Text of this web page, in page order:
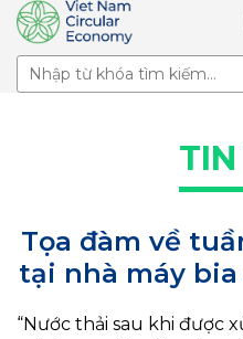
Tọa đàm về
tại nhà máy bia
“Nước thải sau khi được